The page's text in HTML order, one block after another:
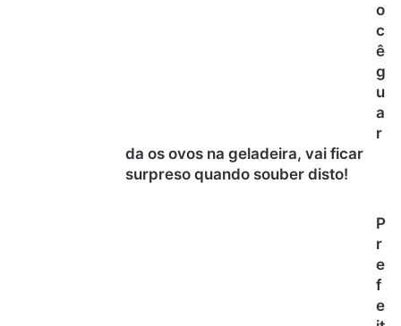
o
c
ê
g
u
a
r
da os ovos na geladeira, vai ficar
surpreso quando souber disto!
P
r
e
f
e